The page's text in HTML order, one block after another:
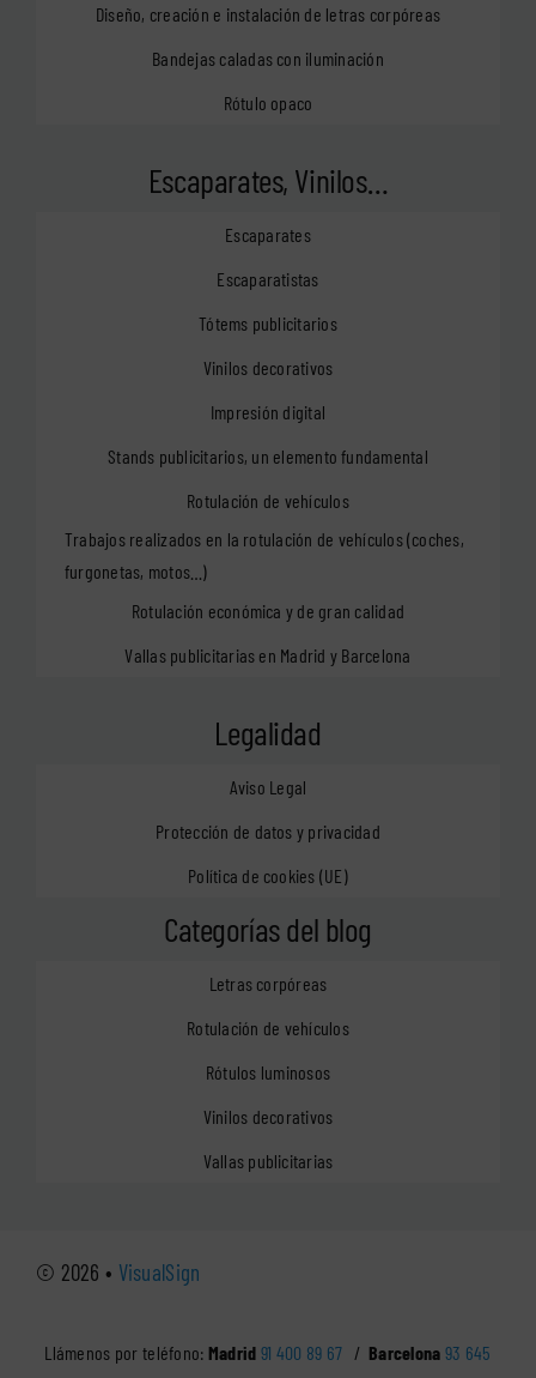
Diseño, creación e instalación de letras corpóreas
Bandejas caladas con iluminación
Rótulo opaco
Escaparates, Vinilos…
Escaparates
Escaparatistas
Tótems publicitarios
Vinilos decorativos
Impresión digital
Stands publicitarios, un elemento fundamental
Rotulación de vehículos
Trabajos realizados en la rotulación de vehículos (coches,
furgonetas, motos…)
Rotulación económica y de gran calidad
Vallas publicitarias en Madrid y Barcelona
Legalidad
Aviso Legal
Protección de datos y privacidad
Política de cookies (UE)
Categorías del blog
Letras corpóreas
Rotulación de vehículos
Rótulos luminosos
Vinilos decorativos
Vallas publicitarias
© 2026 • VisualSign
Llámenos por teléfono: Madrid 91 400 89 67 / Barcelona 93 645